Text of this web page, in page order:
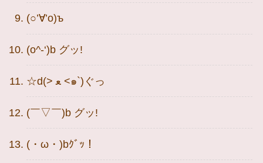
(○’∀’o)ъ
(o^-‘)b グッ!
☆d(> ﻌ <๑`)ぐっ
(￣▽￣)b グッ!
(・ω・)bｸﾞｯ！